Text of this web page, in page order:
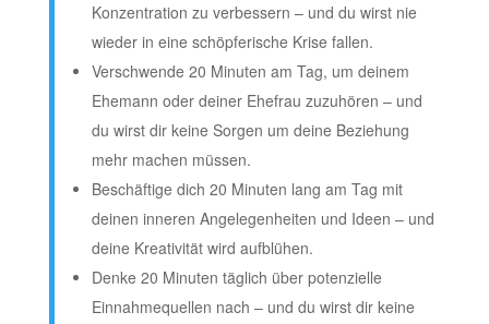
Konzentration zu verbessern – und du wirst nie
wieder in eine schöpferische Krise fallen.
Verschwende 20 Minuten am Tag, um deinem
Ehemann oder deiner Ehefrau zuzuhören – und
du wirst dir keine Sorgen um deine Beziehung
mehr machen müssen.
Beschäftige dich 20 Minuten lang am Tag mit
deinen inneren Angelegenheiten und Ideen – und
deine Kreativität wird aufblühen.
Denke 20 Minuten täglich über potenzielle
Einnahmequellen nach – und du wirst dir keine